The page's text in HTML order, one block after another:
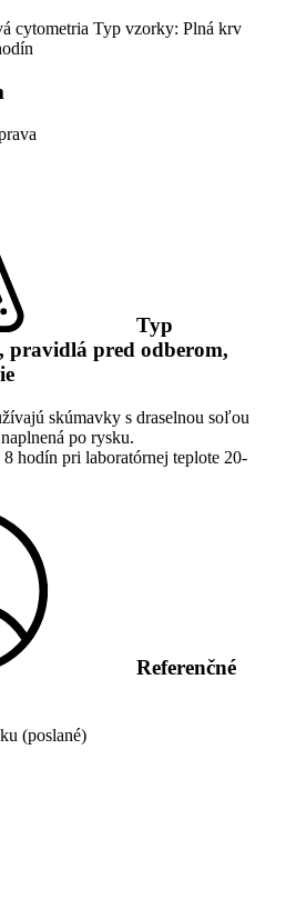
cytometria Typ vzorky: Plná krv
Typ
pravidlá pred odberom,
skúmavky s draselnou soľou
po rysku.
hodín pri laboratórnej teplote 20-
Referenčné
(poslané)